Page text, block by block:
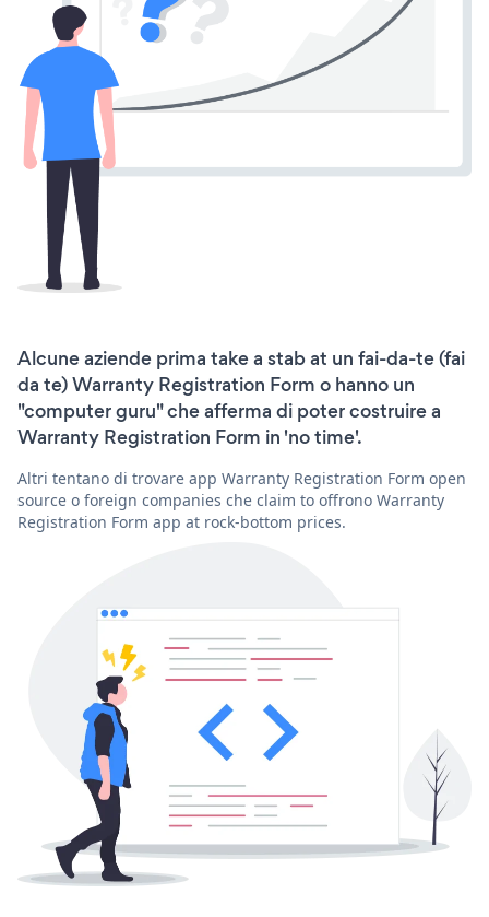
Alcune aziende prima take a stab at un fai-da-te (fai
da te) Warranty Registration Form o hanno un
"computer guru" che afferma di poter costruire a
Warranty Registration Form in 'no time'.
Altri tentano di trovare app Warranty Registration Form open
source o foreign companies che claim to offrono Warranty
Registration Form app at rock-bottom prices.